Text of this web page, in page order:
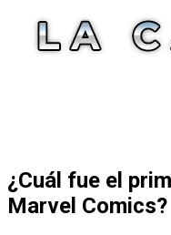
¿Cuál fue el
Marvel Comics?